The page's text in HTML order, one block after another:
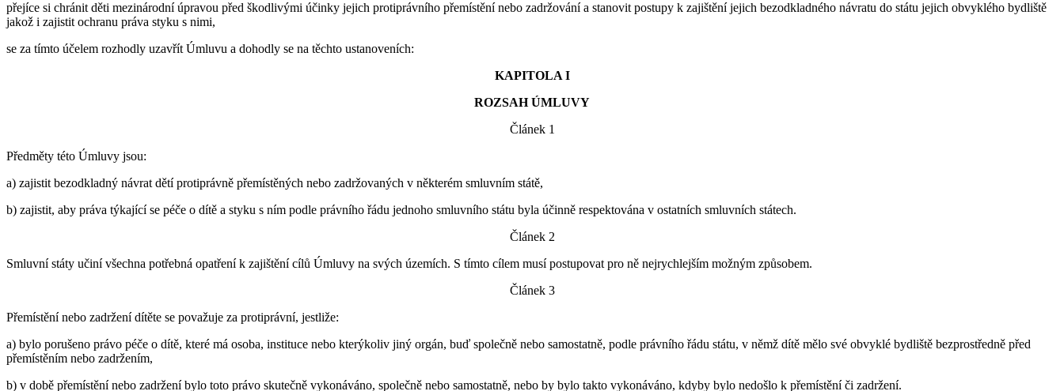
přejíce si chránit děti mezinárodní úpravou před škodlivými účinky jejich protiprávního přemístění nebo zadržování a stanovit postupy k zajištění jejich bezodkladného návratu do státu jejich obvyklého bydliště
jakož i zajistit ochranu práva styku s nimi,
se za tímto účelem rozhodly uzavřít Úmluvu a dohodly se na těchto ustanoveních:
KAPITOLA I
ROZSAH ÚMLUVY
Článek 1
Předměty této Úmluvy jsou:
a) zajistit bezodkladný návrat dětí protiprávně přemístěných nebo zadržovaných v některém smluvním státě,
b) zajistit, aby práva týkající se péče o dítě a styku s ním podle právního řádu jednoho smluvního státu byla účinně respektována v ostatních smluvních státech.
Článek 2
Smluvní státy učiní všechna potřebná opatření k zajištění cílů Úmluvy na svých územích. S tímto cílem musí postupovat pro ně nejrychlejším možným způsobem.
Článek 3
Přemístění nebo zadržení dítěte se považuje za protiprávní, jestliže:
a) bylo porušeno právo péče o dítě, které má osoba, instituce nebo kterýkoliv jiný orgán, buď společně nebo samostatně, podle právního řádu státu, v němž dítě mělo své obvyklé bydliště bezprostředně před
přemístěním nebo zadržením,
b) v době přemístění nebo zadržení bylo toto právo skutečně vykonáváno, společně nebo samostatně, nebo by bylo takto vykonáváno, kdyby bylo nedošlo k přemístění či zadržení.